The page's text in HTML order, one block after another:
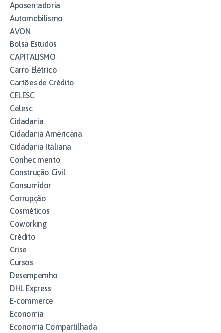
Aposentadoria
Automobilismo
AVON
Bolsa Estudos
CAPITALISMO
Carro Elétrico
Cartões de Crédito
CELESC
Celesc
Cidadania
Cidadania Americana
Cidadania Italiana
Conhecimento
Construção Civil
Consumidor
Corrupção
Cosméticos
Coworking
Crédito
Crise
Cursos
Desempemho
DHL Express
E-commerce
Economia
Economia Compartilhada